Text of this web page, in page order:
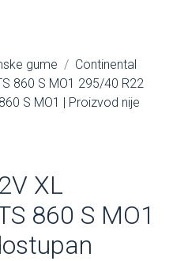
gume
Continental
860 S MO1 295/40 R22
S MO1 | Proizvod nije
XL
860 S MO1